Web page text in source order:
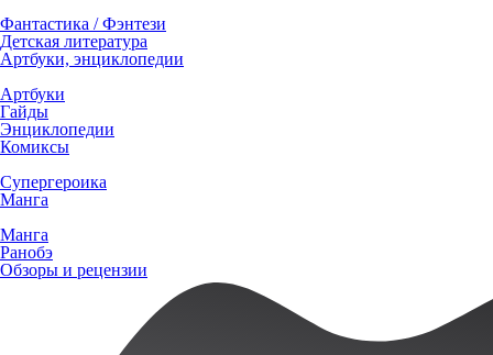
Фантастика / Фэнтези
Детская литература
Артбуки, энциклопедии
Артбуки
Гайды
Энциклопедии
Комиксы
Супергероика
Манга
Манга
Ранобэ
Обзоры и рецензии